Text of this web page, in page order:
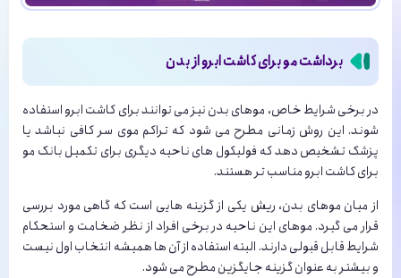
برداشت مو برای کاشت ابرو از بدن
در برخی شرایط خاص، موهای بدن نیز می توانند برای کاشت ابرو استفاده
شوند. این روش زمانی مطرح می شود که تراکم موی سر کافی نباشد یا
پزشک تشخیص دهد که فولیکول های ناحیه دیگری برای تکمیل بانک مو
برای کاشت ابرو مناسب تر هستند.
از میان موهای بدن، ریش یکی از گزینه هایی است که گاهی مورد بررسی
قرار می گیرد. موهای این ناحیه در برخی افراد از نظر ضخامت و استحکام
شرایط قابل قبولی دارند. البته استفاده از آن ها همیشه انتخاب اول نیست
و بیشتر به عنوان گزینه جایگزین مطرح می شود.